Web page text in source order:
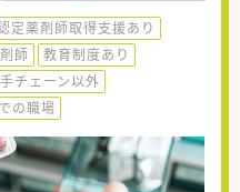
定薬剤師取得支援あり
師
教育制度あり
チェーン以外
の職場